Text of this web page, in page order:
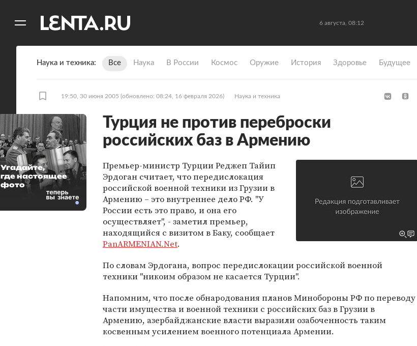
6 августа, 08:12
Наука и техника Все Наука В России Космос Оружие История Здоровье Будущее
19:50, 30 июня 2005 (обновлено: 08:24, 16 февраля 2026) Наука и техника
Турция не против переброски
российских баз в Армению
Премьер-министр Турции Реджеп Тайип
Эрдоган считает, что передислокация
российской военной техники из Грузии в
Армению – это внутреннее дело РФ. "У
России есть это право, и она его
осуществляет", - заметил премьер,
находящийся с визитом в Баку, сообщает
PanARMENIAN.Net.
По словам Эрдогана, вопрос передислокации российской военной
техники "никоим образом не касается Турции".
Напомним, что после обнародования планов Минобороны РФ по переводу
части имущества и военной техники с российских баз в Грузии в
Армению, азербайджанские власти выразили озабоченность таким
косвенным усилением военного потенциала Армении.
Угадайте,
где настоящее
фото